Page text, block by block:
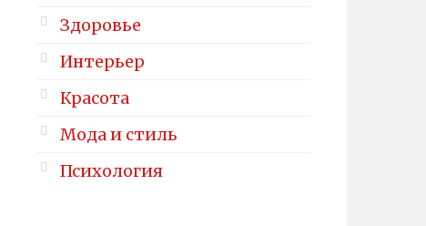
Здоровье
Интерьер
Красота
Мода и стиль
Психология